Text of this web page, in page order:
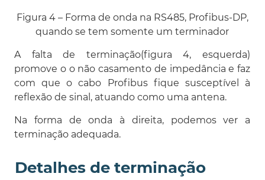
Figura 4 – Forma de onda na RS485, Profibus-DP,
quando se tem somente um terminador
A falta de terminação(figura 4, esquerda)
promove o o não casamento de impedância e faz
com que o cabo Profibus fique susceptível à
reflexão de sinal, atuando como uma antena.
Na forma de onda à direita, podemos ver a
terminação adequada.
Detalhes de terminação